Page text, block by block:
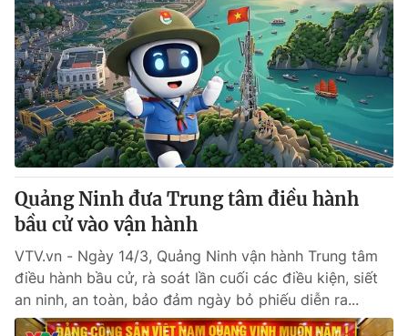
Thế giới
Tin tức
Thế giới đó đây
Câu chuyện quốc tế
Kinh tế
Tài chính
Thị trường
Góc doanh nghiệp
Dữ liệu và đời sống
Truyền hình
Hậu trường
Nhân vật
Giải trí
Điện ảnh
Âm nhạc
Đời sống
Quảng Ninh đưa Trung tâm điều hành
bầu cử vào vận hành
VTV.vn - Ngày 14/3, Quảng Ninh vận hành Trung tâm
điều hành bầu cử, rà soát lần cuối các điều kiện, siết
an ninh, an toàn, bảo đảm ngày bỏ phiếu diễn ra...